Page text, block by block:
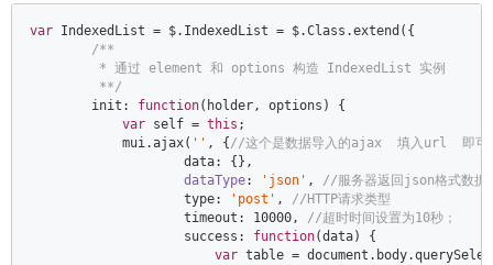
var IndexedList = $.IndexedList = $.Class.extend({
/**
         * 通过 element 和 options 构造 IndexedList 实例
         **/
        init:
function( holder, options ) {
var self = this ;
            mui.ajax(
'' , { //这个是数据导入的ajax  填入url  即
                    data: {},
dataType: 'json' , //服务器返回json格式数
                    type:
'post' , //HTTP请求类型
                    timeout:
10000, //超时时间设置为10秒；
                    success:
function(data) {
var table = document